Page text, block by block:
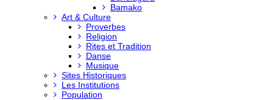
Bamako
Art & Culture
Proverbes
Religion
Rites et Tradition
Danse
Musique
Sites Historiques
Les Institutions
Population